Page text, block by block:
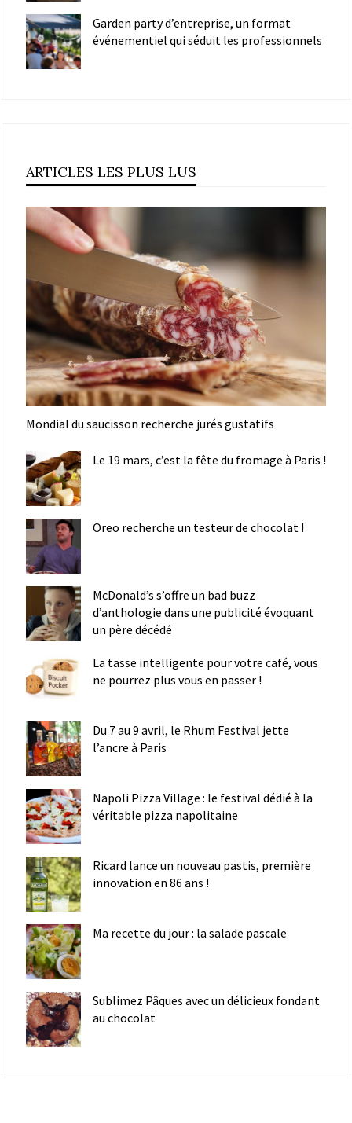
Garden party d’entreprise, un format
événementiel qui séduit les professionnels
ARTICLES LES PLUS LUS
Mondial du saucisson recherche jurés gustatifs
Le 19 mars, c’est la fête du fromage à Paris !
Oreo recherche un testeur de chocolat !
McDonald’s s’offre un bad buzz
d’anthologie dans une publicité évoquant
un père décédé
La tasse intelligente pour votre café, vous
ne pourrez plus vous en passer !
Du 7 au 9 avril, le Rhum Festival jette
l’ancre à Paris
Napoli Pizza Village : le festival dédié à la
véritable pizza napolitaine
Ricard lance un nouveau pastis, première
innovation en 86 ans !
Ma recette du jour : la salade pascale
Sublimez Pâques avec un délicieux fondant
au chocolat